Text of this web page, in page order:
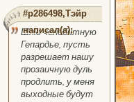
#p286498,Тэйр
написал(а):
Шлю челобитную
Гепардье, пусть
разрешает нашу
прозаичную дуль
продлить, у меня
выходные будут